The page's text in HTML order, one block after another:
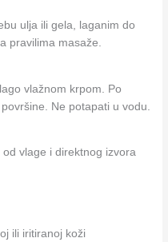
ulja ili gela, laganim do
pravilima masaže.
vlažnom krpom. Po
Ne potapati u vodu.
vlage i direktnog izvora
ili iritiranoj koži